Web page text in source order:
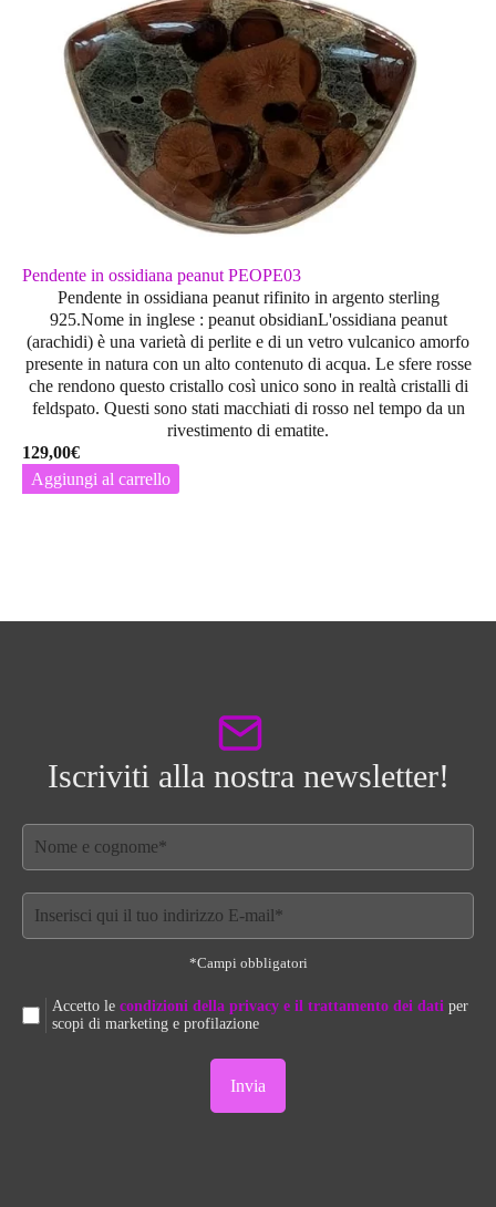
Pendente in ossidiana peanut PEOPE03
Pendente in ossidiana peanut rifinito in argento sterling
925.Nome in inglese : peanut obsidianL'ossidiana peanut
(arachidi) è una varietà di perlite e di un vetro vulcanico amorfo
presente in natura con un alto contenuto di acqua. Le sfere rosse
che rendono questo cristallo così unico sono in realtà cristalli di
feldspato. Questi sono stati macchiati di rosso nel tempo da un
rivestimento di ematite.
129,00€
Aggiungi al carrello
Iscriviti alla nostra newsletter!
*Campi obbligatori
Accetto le condizioni della privacy e il trattamento dei dati per
scopi di marketing e profilazione